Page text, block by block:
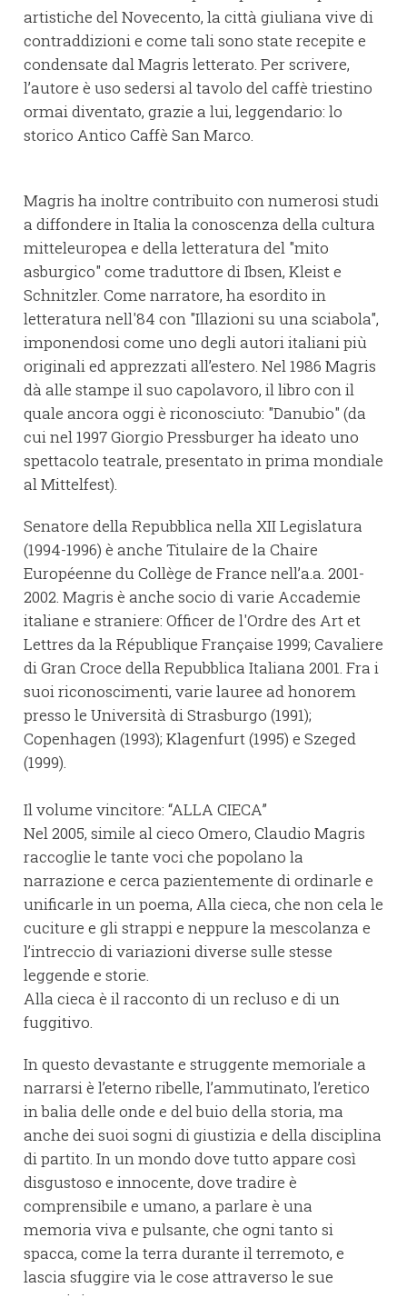
artistiche del Novecento, la città giuliana vive di
contraddizioni e come tali sono state recepite e
condensate dal Magris letterato. Per scrivere,
l’autore è uso sedersi al tavolo del caffè triestino
ormai diventato, grazie a lui, leggendario: lo
storico Antico Caffè San Marco.
Magris ha inoltre contribuito con numerosi studi
a diffondere in Italia la conoscenza della cultura
mitteleuropea e della letteratura del "mito
asburgico" come traduttore di Ibsen, Kleist e
Schnitzler. Come narratore, ha esordito in
letteratura nell'84 con "Illazioni su una sciabola",
imponendosi come uno degli autori italiani più
originali ed apprezzati all’estero. Nel 1986 Magris
dà alle stampe il suo capolavoro, il libro con il
quale ancora oggi è riconosciuto: "Danubio" (da
cui nel 1997 Giorgio Pressburger ha ideato uno
spettacolo teatrale, presentato in prima mondiale
al Mittelfest).
Senatore della Repubblica nella XII Legislatura
(1994-1996) è anche Titulaire de la Chaire
Européenne du Collège de France nell’a.a. 2001-
2002. Magris è anche socio di varie Accademie
italiane e straniere: Officer de l'Ordre des Art et
Lettres da la République Française 1999; Cavaliere
di Gran Croce della Repubblica Italiana 2001. Fra i
suoi riconoscimenti, varie lauree ad honorem
presso le Università di Strasburgo (1991);
Copenhagen (1993); Klagenfurt (1995) e Szeged
(1999).
Il volume vincitore: “ALLA CIECA”
Nel 2005, simile al cieco Omero, Claudio Magris
raccoglie le tante voci che popolano la
narrazione e cerca pazientemente di ordinarle e
unificarle in un poema, Alla cieca, che non cela le
cuciture e gli strappi e neppure la mescolanza e
l’intreccio di variazioni diverse sulle stesse
leggende e storie.
Alla cieca è il racconto di un recluso e di un
fuggitivo.
In questo devastante e struggente memoriale a
narrarsi è l’eterno ribelle, l’ammutinato, l’eretico
in balia delle onde e del buio della storia, ma
anche dei suoi sogni di giustizia e della disciplina
di partito. In un mondo dove tutto appare così
disgustoso e innocente, dove tradire è
comprensibile e umano, a parlare è una
memoria viva e pulsante, che ogni tanto si
spacca, come la terra durante il terremoto, e
lascia sfuggire via le cose attraverso le sue